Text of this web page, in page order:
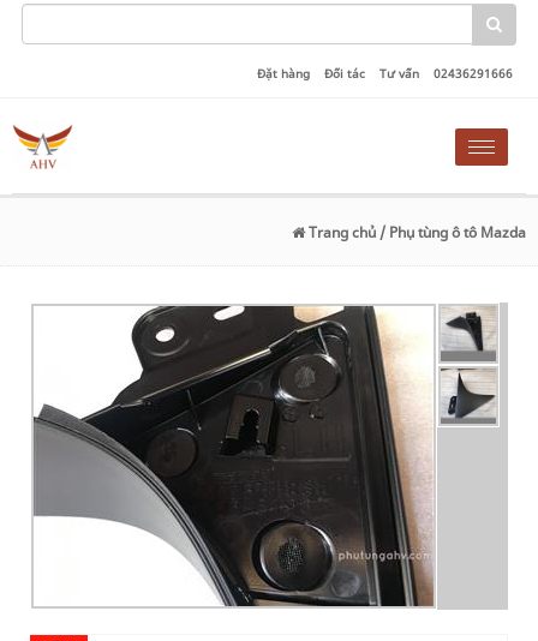
Đặt hàng Đối tác Tư vấn 02436291666
Toggle
Trang chủ / Phụ tùng ô tô Mazda